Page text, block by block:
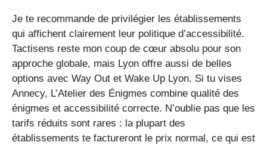
Je te recommande de privilégier les établissements
qui affichent clairement leur politique d’accessibilité.
Tactisens reste mon coup de cœur absolu pour son
approche globale, mais Lyon offre aussi de belles
options avec Way Out et Wake Up Lyon. Si tu vises
Annecy, L’Atelier des Énigmes combine qualité des
énigmes et accessibilité correcte. N’oublie pas que les
tarifs réduits sont rares : la plupart des
établissements te factureront le prix normal, ce qui est